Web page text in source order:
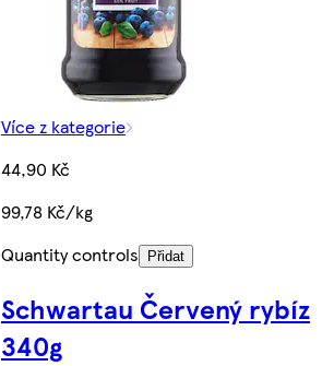
Více z kategorie
44,90 Kč
99,78 Kč/kg
Quantity controls
Přidat
Schwartau Červený rybíz
340g